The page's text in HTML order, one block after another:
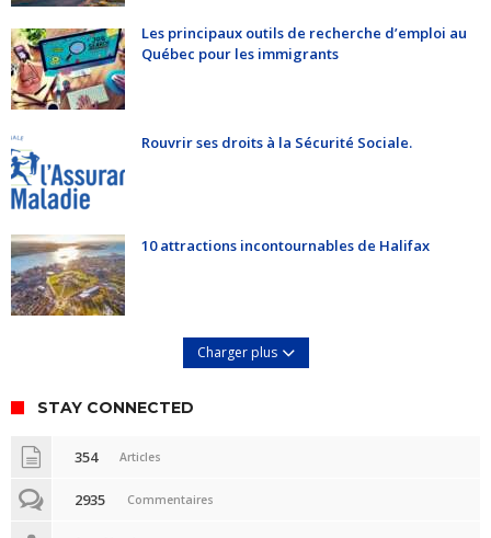
Les principaux outils de recherche d’emploi au
Québec pour les immigrants
Rouvrir ses droits à la Sécurité Sociale.
10 attractions incontournables de Halifax
Charger plus
STAY CONNECTED
354 Articles
2935 Commentaires